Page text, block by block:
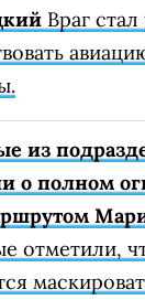
Враг
из
о полном
отметили,